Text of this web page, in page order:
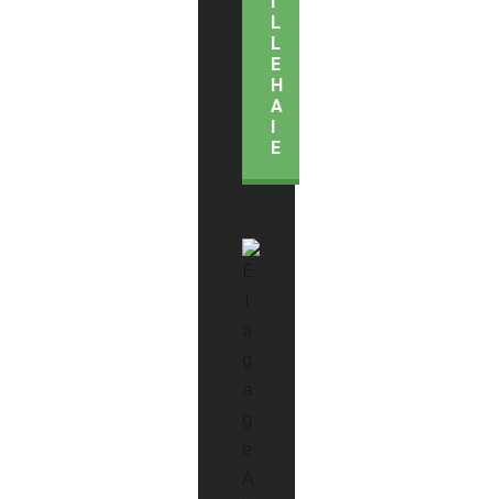
L
L
E
H
A
E